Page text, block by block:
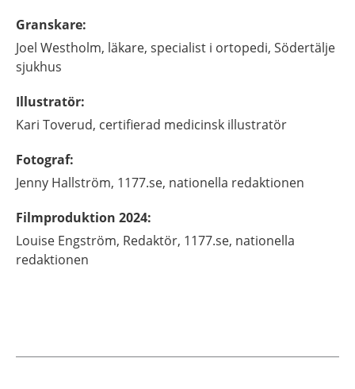
Granskare:
Joel Westholm, läkare, specialist i ortopedi, Södertälje
sjukhus
Illustratör:
Kari Toverud, certifierad medicinsk illustratör
Fotograf:
Jenny Hallström, 1177.se, nationella redaktionen
Filmproduktion 2024:
Louise Engström, Redaktör, 1177.se, nationella
redaktionen